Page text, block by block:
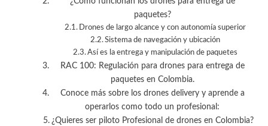
paquetes?
Drones de largo alcance y con autonomía superior
Sistema de navegación y ubicación
Así es la entrega y manipulación de paquetes
RAC 100: Regulación para drones para entrega de
paquetes en Colombia.
Conoce más sobre los drones delivery y aprende a
operarlos como todo un profesional:
¿Quieres ser piloto Profesional de drones en Colombia?